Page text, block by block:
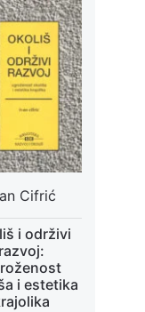
Cifrić
i održivi
razvoj:
i estetika